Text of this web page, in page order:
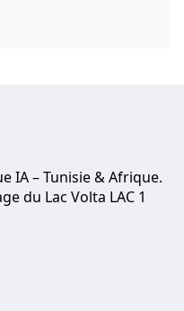
IA – Tunisie & Afrique.
du Lac Volta LAC 1